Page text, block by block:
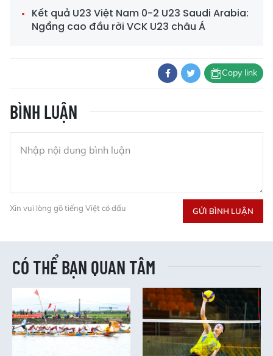
Kết quả U23 Việt Nam 0-2 U23 Saudi Arabia:
Ngẩng cao đầu rời VCK U23 châu Á
Copy link
BÌNH LUẬN
Xin vui lòng gõ tiếng Việt có dấu GỬI BÌNH LUẬN
CÓ THỂ BẠN QUAN TÂM